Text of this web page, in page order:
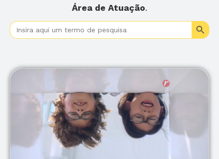
Área de Atuação.
Search
for: